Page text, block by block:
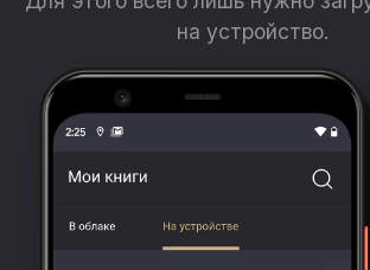
на устройство.